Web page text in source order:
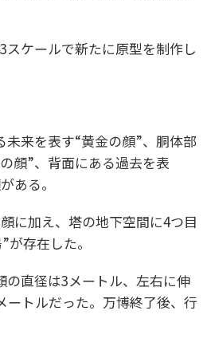
ケールで新たに原型を制作し
未来を表す“黄金の顔”、胴体部
顔”、背面にある過去を表
ある。
に加え、塔の地下空間に4つ目
存在した。
の直径は3メートル、左右に伸
ートルだった。万博終了後、行